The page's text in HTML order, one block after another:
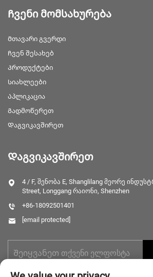
Ჩვენი მომსახურება
Მთავარი გვერდი
Ჩვენ შესახებ
Პროდუქტები
Სიახლეები
Აპლიკაცია
Გადმოწერეთ
Დაგვიკავშირეთ
Დაგვიკავშირეთ
4 / F, შენობა E, Shanglilang მეორე
Street, Longgang რაიონი, Shenzhen
+86-18092501401
[email protected]